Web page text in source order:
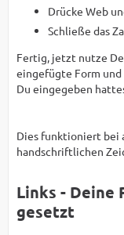
Drücke Web
Schließe das
Fertig, jetzt nutze
eingefügte Form und
Du eingegeben
Dies funktioniert bei
handschriftlichen
Links - Deine
gesetzt